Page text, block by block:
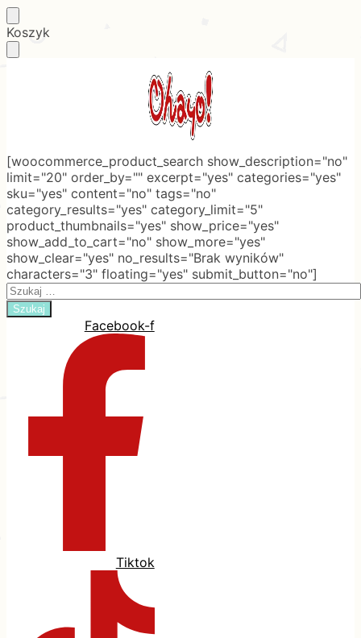
Skip
to
Skip
to
Koszyk
[woocommerce_product_search show_description="no"
limit="20" order_by="" excerpt="yes" categories="yes"
sku="yes" content="no" tags="no"
category_results="yes" category_limit="5"
product_thumbnails="yes" show_price="yes"
show_add_to_cart="no" show_more="yes"
show_clear="yes" no_results="Brak wyników"
characters="3" floating="yes" submit_button="no"]
Search
for:
Facebook-f
Tiktok